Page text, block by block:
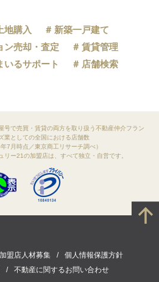
地購入
新築一戸建て
ン売却・査定
賃貸管理
いるサポート
店舗検索
号で売買・賃貸の両方を取り扱う不動産仲介フラン
業としての全国における店舗数
年7月時点／東京商工リサーチ調べ）
リー21の加盟店は、すべて独立・自営です。
加盟店人材募集
個人情報保護方針
不動産に関するお問い合わせ